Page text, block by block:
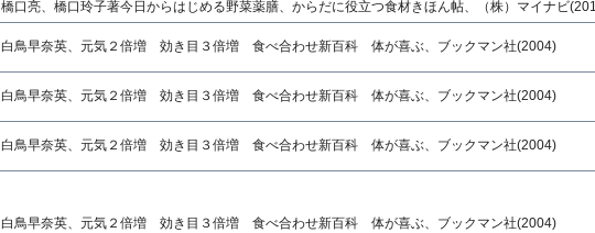
橋口亮、橋口玲子著今日からはじめる野菜薬膳、からだに役立つ食材きほん帖、（株）マイナビ
白鳥早奈英、元気２倍増 効き目３倍増 食べ合わせ新百科 体が喜ぶ、ブックマン社(2004)
白鳥早奈英、元気２倍増 効き目３倍増 食べ合わせ新百科 体が喜ぶ、ブックマン社(2004)
白鳥早奈英、元気２倍増 効き目３倍増 食べ合わせ新百科 体が喜ぶ、ブックマン社(2004)
白鳥早奈英、元気２倍増 効き目３倍増 食べ合わせ新百科 体が喜ぶ、ブックマン社(2004)